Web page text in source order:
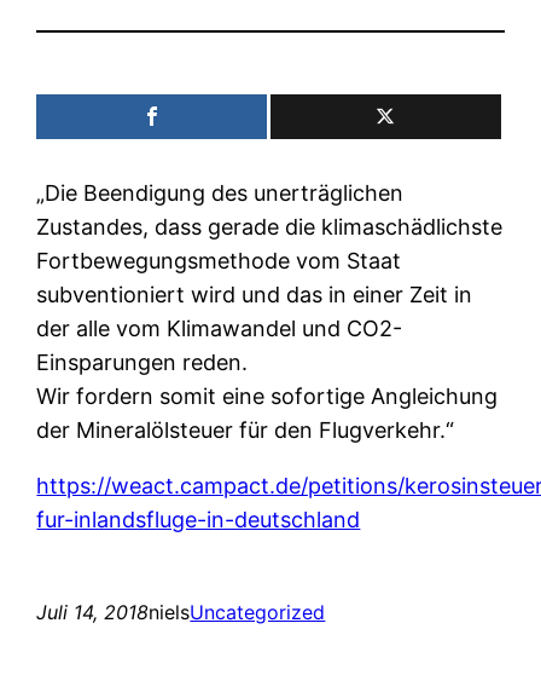
„Die Beendigung des unerträglichen
Zustandes, dass gerade die klimaschädlichste
Fortbewegungsmethode vom Staat
subventioniert wird und das in einer Zeit in
der alle vom Klimawandel und CO2-
Einsparungen reden.
Wir fordern somit eine sofortige Angleichung
der Mineralölsteuer für den Flugverkehr.“
https://weact.campact.de/petitions/
fur-inlandsfluge-in-deutschland
Juli 14, 2018nielsUncategorized